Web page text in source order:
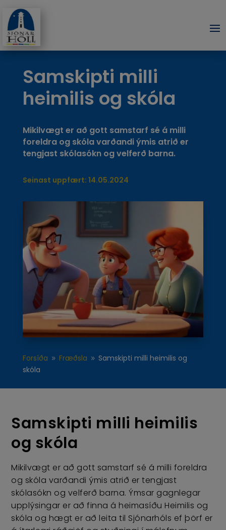
Samskipti milli
heimilis og skóla
Mikilvægt er að gott samstarf sé á milli
foreldra og skóla varðandi ýmis atrið er
tengjast skólasókn og velferð barna.
Seinast uppfært: 14.05.2024
Forsíða 9 Fræðsla 9 Samskipti milli heimilis og
skóla
Samskipti milli heimilis
og skóla
Mikilvægt er að gott samstarf sé á milli foreldra
og skóla varðandi ýmis atrið er tengjast
skólasókn og velferð barna. Ýmsar gagnlegar
upplýsingar er að finna á heimasíðu Heimilis og
skóla og hægt er að leita til Sjónarhóls ef þörf er